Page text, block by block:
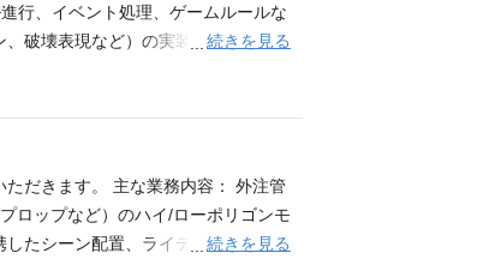
発にモチベーションがある方
行、イベント処理、ゲームルールな
破壊表現など）の実装 その他、グ
題の解決、コミュニケーション 必
開発経験 パートリーダー、リード
ればご提出ください。
続きを見る
だきます。 主な業務内容： 外注管
ロップなど）のハイ/ローポリゴンモ
たシーン配置、ライティング調整
適化（描画負荷、ポリゴン数など）
続きを見る